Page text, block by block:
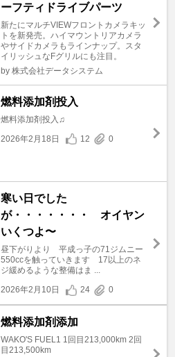
ーフティドライブパーツ
新たにマルチVIEWフロントカメラキッ
トを新発売。ハイマウントリアカメラ
やサイドカメラもラインナップ。スタ
イリッシュなFグリルにも注目。
by 株式会社データシステム
燃料添加剤投入
燃料添加剤投入♫
2026年2月18日
12 0
寒い日でした
が・・・・・・・ オイヤン
いくつよ〜
昼下がりより 平成っ子の71ジムニー
550ccを触っていきます 17以上のネ
ジ緩めるような整備はま ...
2026年2月10日
24 0
燃料添加剤添加
WAKO'S FUEL1 1回目213,000km 2回
目213,500km